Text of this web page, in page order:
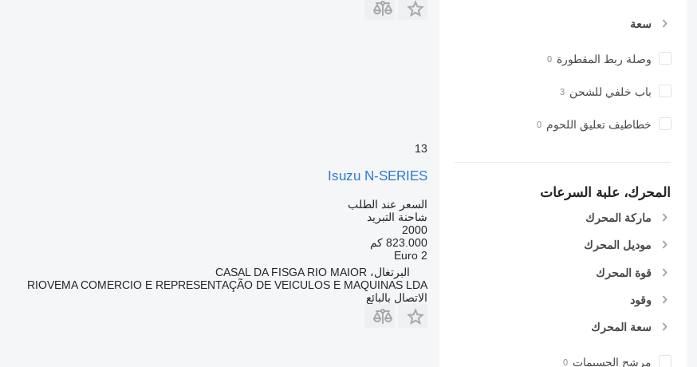
سعة
وصلة ربط المقطورة
باب خلفي للشحن
خطاطيف تعليق اللحوم
المحرك، علبة السرعات
ماركة المحرك
موديل المحرك
قوة المحرك
وقود
سعة المحرك
مرشح الجسيمات
13
Isuzu N-SERIES
السعر عند الطلب
شاحنة التبريد
2000
823.000 كم
Euro 2
البرتغال، CASAL DA FISGA RIO MAIOR
RIOVEMA COMERCIO E REPRESENTAÇÃO DE VEICULOS E MAQUINAS LDA
الاتصال بالبائع